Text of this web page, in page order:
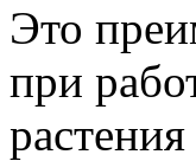
Это
при